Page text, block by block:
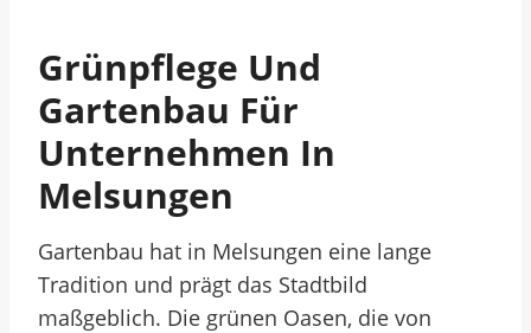
Grünpflege Und
Gartenbau Für
Unternehmen In
Melsungen
Gartenbau hat in Melsungen eine lange
Tradition und prägt das Stadtbild
maßgeblich. Die grünen Oasen, die von